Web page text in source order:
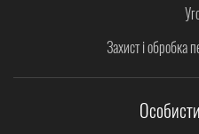
Захист і обробка